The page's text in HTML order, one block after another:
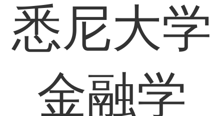
悉尼大学
金融学